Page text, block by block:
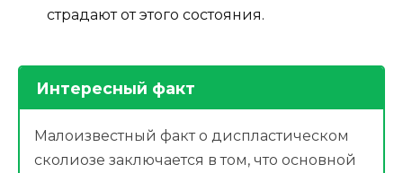
страдают от этого состояния.
Интересный факт
Малоизвестный факт о диспластическом
сколиозе заключается в том, что основной